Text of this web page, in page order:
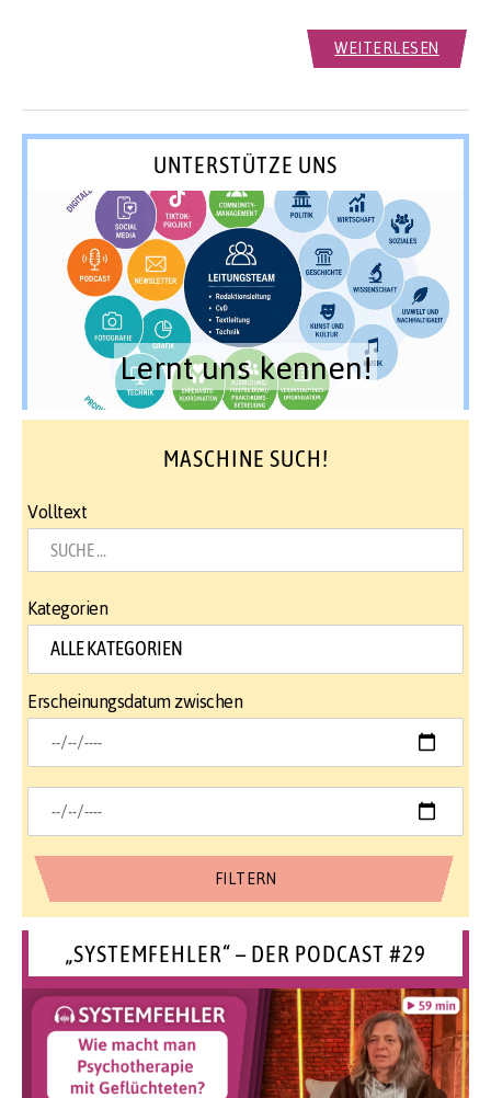
WEITERLESEN
UNTERSTÜTZE UNS
Lernt uns kennen!
MASCHINE SUCH!
Volltext
Kategorien
Erscheinungsdatum zwischen
„SYSTEMFEHLER“ – DER PODCAST #29